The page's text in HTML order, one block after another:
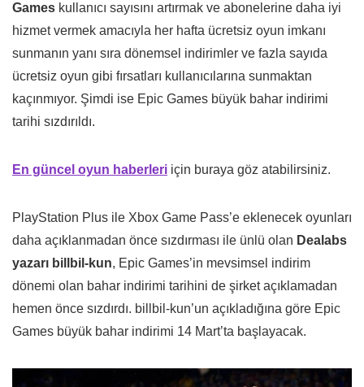
Games kullanıcı sayısını artırmak ve abonelerine daha iyi
hizmet vermek amacıyla her hafta ücretsiz oyun imkanı
sunmanın yanı sıra dönemsel indirimler ve fazla sayıda
ücretsiz oyun gibi fırsatları kullanıcılarına sunmaktan
kaçınmıyor. Şimdi ise Epic Games büyük bahar indirimi
tarihi sızdırıldı.
En güncel oyun haberleri için buraya göz atabilirsiniz.
PlayStation Plus ile Xbox Game Pass’e eklenecek oyunları
daha açıklanmadan önce sızdırması ile ünlü olan Dealabs
yazarı billbil-kun, Epic Games’in mevsimsel indirim
dönemi olan bahar indirimi tarihini de şirket açıklamadan
hemen önce sızdırdı. billbil-kun’un açıkladığına göre Epic
Games büyük bahar indirimi 14 Mart’ta başlayacak.